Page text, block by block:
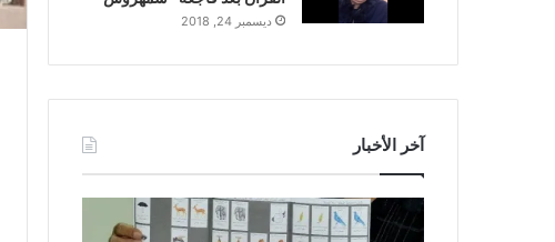
ديسمبر 24, 2018
آخر الأخبار